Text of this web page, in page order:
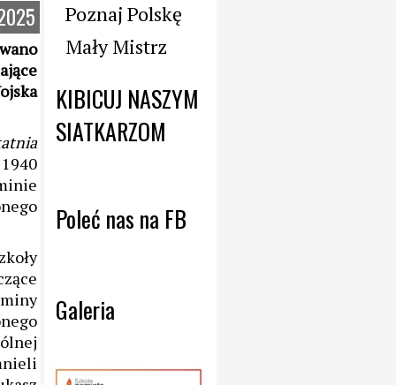
Poznaj Polskę
Mały Mistrz
KIBICUJ NASZYM
SIATKARZOM
Poleć nas na FB
Galeria